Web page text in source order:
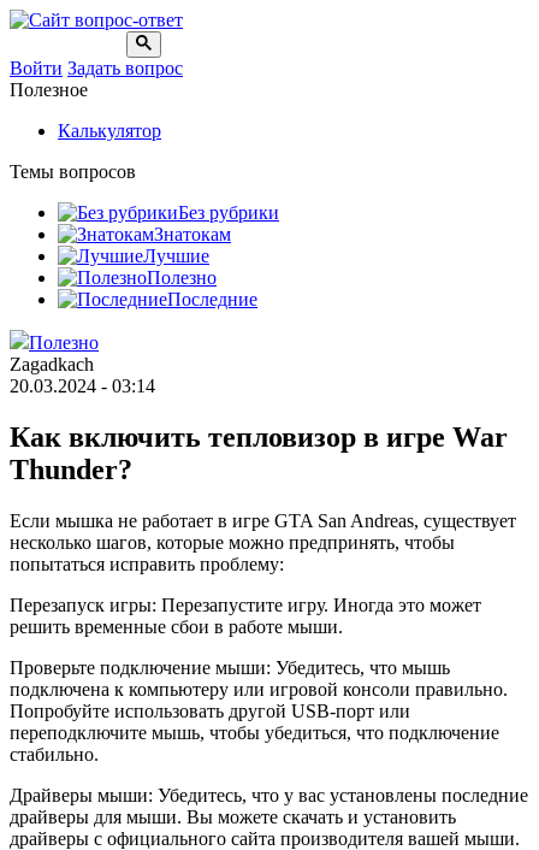
Войти Задать вопрос
Полезное
Калькулятор
Темы вопросов
Без рубрики
Знатокам
Лучшие
Полезно
Последние
Полезно
Zagadkach
20.03.2024 - 03:14
Как включить тепловизор в игре War
Thunder?
Если мышка не работает в игре GTA San Andreas, существует
несколько шагов, которые можно предпринять, чтобы
попытаться исправить проблему:
Перезапуск игры: Перезапустите игру. Иногда это может
решить временные сбои в работе мыши.
Проверьте подключение мыши: Убедитесь, что мышь
подключена к компьютеру или игровой консоли правильно.
Попробуйте использовать другой USB-порт или
переподключите мышь, чтобы убедиться, что подключение
стабильно.
Драйверы мыши: Убедитесь, что у вас установлены последние
драйверы для мыши. Вы можете скачать и установить
драйверы с официального сайта производителя вашей мыши.